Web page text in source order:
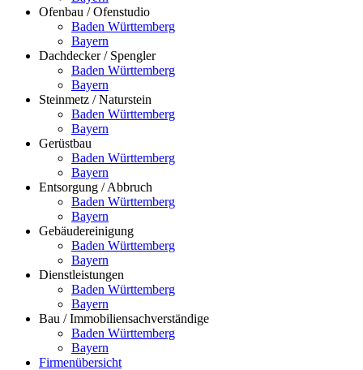
Ofenbau / Ofenstudio
Baden Württemberg
Bayern
Dachdecker / Spengler
Baden Württemberg
Bayern
Steinmetz / Naturstein
Baden Württemberg
Bayern
Gerüstbau
Baden Württemberg
Bayern
Entsorgung / Abbruch
Baden Württemberg
Bayern
Gebäudereinigung
Baden Württemberg
Bayern
Dienstleistungen
Baden Württemberg
Bayern
Bau / Immobiliensachverständige
Baden Württemberg
Bayern
Firmenübersicht